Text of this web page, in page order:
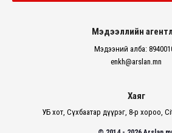
Мэдээллийн
Мэдээний алба:
enkh@arslan.mn
Хаяг
УБ хот, Сүхбаатар дүүрэг, 8-р хороо,